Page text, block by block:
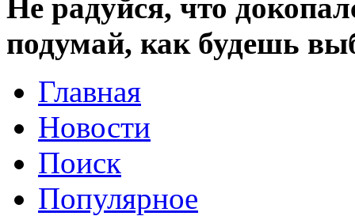
Не радуйся, что
подумай, как будешь
Главная
Новости
Поиск
Популярное